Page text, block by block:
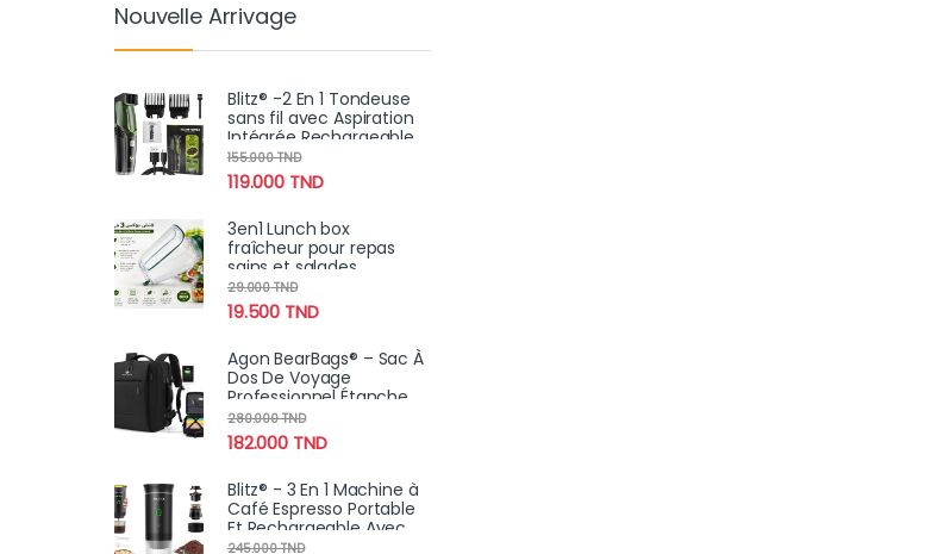
Nouvelle Arrivage
Blitz® -2 En 1 Tondeuse
sans fil avec Aspiration
Intégrée Rechargeable
et Étanche Pour Un
Rasage Propre et Précis
119.000 TND
155.000TND
3en1 Lunch box
fraîcheur pour repas
sains et salades
croustillantes
19.500 TND
29.000TND
Agon BearBags® – Sac À
Dos De Voyage
Professionnel Étanche
Avec Chargement USB
182.000 TND
280.000TND
Blitz® - 3 En 1 Machine à
Café Espresso Portable
Et Rechargeable Avec
Chauffage Intégré
245.000TND